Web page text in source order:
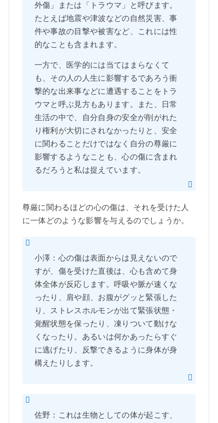
外傷」または「トラウマ」と呼びます。
たとえば地震や津波などの自然災害、事
件や事故の目撃や被害など、これには性
的なことも含まれます。
一方で、医学的には当てはまらなくて
も、その人の人生に影響するであろう衝
撃的な出来事などに遭遇することをトラ
ウマと呼ぶ見方もあります。また、日常
生活の中で、自分自身の安全が削がれた
り権利が大切にされなかったりと、安全
に関わることだけではなく自分の尊厳に
影響するようなことも、心の傷に含まれ
るだろうと私は捉えています。
尊厳に関わるほどの心の傷は、それを受けた人
に一体どのような影響を与えるのでしょうか。
小澤：心の傷は表面からは見えないので
すが、傷を受けた直後は、心も含めて身
体全体が反応します。呼吸や脈が速くな
ったり、肩や顔、お腹がグッと緊張した
り、ストレスホルモンが出て緊張状態・
覚醒状態を保ったり、凍りついて動けな
くなったり。あるいは何かあったらすぐ
に逃げたり、反撃できるように身体が身
構えたりします。
佐野：これは生物としての体が起こす、